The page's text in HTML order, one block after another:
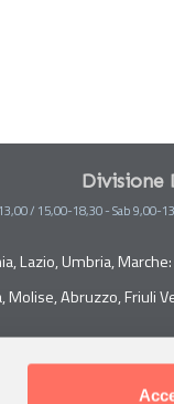
Divisione
/ 15,00-18,30 - Sab 9,00-
Lazio, Umbria, Marche:
Molise, Abruzzo, Friuli
Piemonte,